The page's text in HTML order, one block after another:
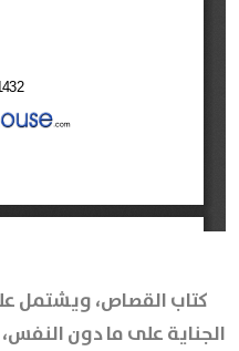
كتاب القصاص، ويشتمل
الجناية على ما دون النفس،